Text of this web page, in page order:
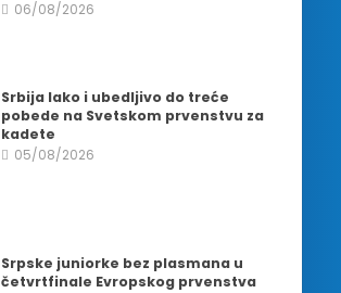
06/08/2026
Srbija lako i ubedljivo do treće
pobede na Svetskom prvenstvu za
kadete
05/08/2026
Srpske juniorke bez plasmana u
četvrtfinale Evropskog prvenstva